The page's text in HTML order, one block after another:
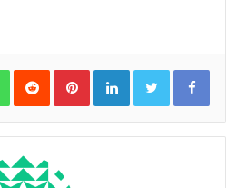
LinkedIn
Pinterest